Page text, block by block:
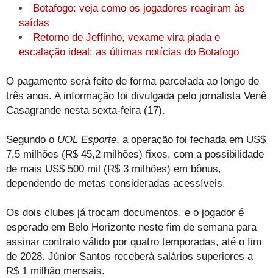
Botafogo: veja como os jogadores reagiram às
saídas
Retorno de Jeffinho, vexame vira piada e
escalação ideal: as últimas notícias do Botafogo
O pagamento será feito de forma parcelada ao longo de
três anos. A informação foi divulgada pelo jornalista Venê
Casagrande nesta sexta-feira (17).
Segundo o UOL Esporte, a operação foi fechada em US$
7,5 milhões (R$ 45,2 milhões) fixos, com a possibilidade
de mais US$ 500 mil (R$ 3 milhões) em bônus,
dependendo de metas consideradas acessíveis.
Os dois clubes já trocam documentos, e o jogador é
esperado em Belo Horizonte neste fim de semana para
assinar contrato válido por quatro temporadas, até o fim
de 2028. Júnior Santos receberá salários superiores a
R$ 1 milhão mensais.